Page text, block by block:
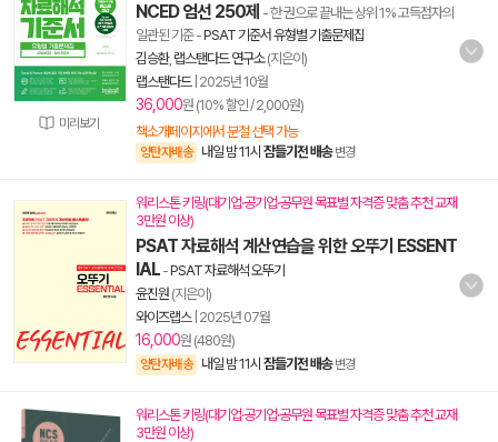
미리보기
NCED 엄선 250제 - 한 권으로 끝내는 상위 1% 고득점자의
일관된 기준-PSAT 기준서 유형별 기출문제집
김승환, 랩스탠다드 연구소(지은이)
랩스탠다드| 2025년 10월
36,000원 (10% 할인 / 2,000원)
책소개페이지에서 분철 선택 가능
양탄자배송 내일 밤 11시 잠들기전 배송 변경
워리스톤 키링(대기업·공기업·공무원 목표별 자격증 맞춤 추천 교재
3만원 이상)
PSAT 자료해석 계산연습을 위한 오뚜기 ESSENT
IAL -PSAT 자료해석 오뚜기
윤진원 (지은이)
와이즈랩스| 2025년 07월
16,000원 (480원)
양탄자배송 내일 밤 11시 잠들기전 배송 변경
워리스톤 키링(대기업·공기업·공무원 목표별 자격증 맞춤 추천 교재
3만원 이상)